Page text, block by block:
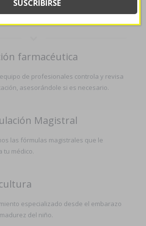
FARMACIA
farmacéutica
de profesionales controla y revisa
asesorándole si es necesario.
Magistral
las fórmulas magistrales que le
tu médico.
especializado desde el embarazo
del niño.